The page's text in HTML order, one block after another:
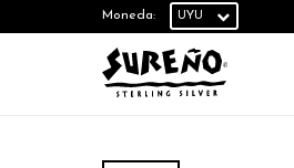
Moneda: